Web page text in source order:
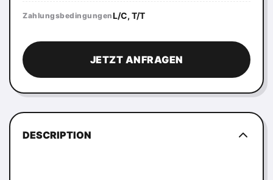
ZahlungsbedingungenL/C, T/T
JETZT ANFRAGEN
DESCRIPTION